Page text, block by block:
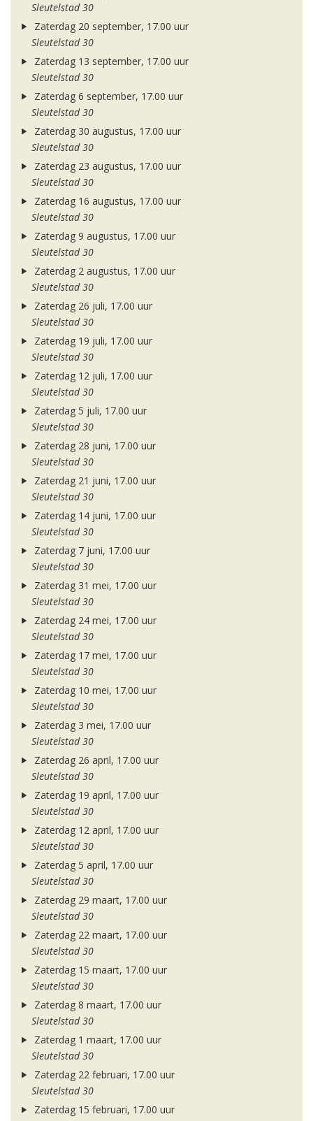
Sleutelstad 30
Zaterdag 20 september, 17.00 uur
Sleutelstad 30
Zaterdag 13 september, 17.00 uur
Sleutelstad 30
Zaterdag 6 september, 17.00 uur
Sleutelstad 30
Zaterdag 30 augustus, 17.00 uur
Sleutelstad 30
Zaterdag 23 augustus, 17.00 uur
Sleutelstad 30
Zaterdag 16 augustus, 17.00 uur
Sleutelstad 30
Zaterdag 9 augustus, 17.00 uur
Sleutelstad 30
Zaterdag 2 augustus, 17.00 uur
Sleutelstad 30
Zaterdag 26 juli, 17.00 uur
Sleutelstad 30
Zaterdag 19 juli, 17.00 uur
Sleutelstad 30
Zaterdag 12 juli, 17.00 uur
Sleutelstad 30
Zaterdag 5 juli, 17.00 uur
Sleutelstad 30
Zaterdag 28 juni, 17.00 uur
Sleutelstad 30
Zaterdag 21 juni, 17.00 uur
Sleutelstad 30
Zaterdag 14 juni, 17.00 uur
Sleutelstad 30
Zaterdag 7 juni, 17.00 uur
Sleutelstad 30
Zaterdag 31 mei, 17.00 uur
Sleutelstad 30
Zaterdag 24 mei, 17.00 uur
Sleutelstad 30
Zaterdag 17 mei, 17.00 uur
Sleutelstad 30
Zaterdag 10 mei, 17.00 uur
Sleutelstad 30
Zaterdag 3 mei, 17.00 uur
Sleutelstad 30
Zaterdag 26 april, 17.00 uur
Sleutelstad 30
Zaterdag 19 april, 17.00 uur
Sleutelstad 30
Zaterdag 12 april, 17.00 uur
Sleutelstad 30
Zaterdag 5 april, 17.00 uur
Sleutelstad 30
Zaterdag 29 maart, 17.00 uur
Sleutelstad 30
Zaterdag 22 maart, 17.00 uur
Sleutelstad 30
Zaterdag 15 maart, 17.00 uur
Sleutelstad 30
Zaterdag 8 maart, 17.00 uur
Sleutelstad 30
Zaterdag 1 maart, 17.00 uur
Sleutelstad 30
Zaterdag 22 februari, 17.00 uur
Sleutelstad 30
Zaterdag 15 februari, 17.00 uur